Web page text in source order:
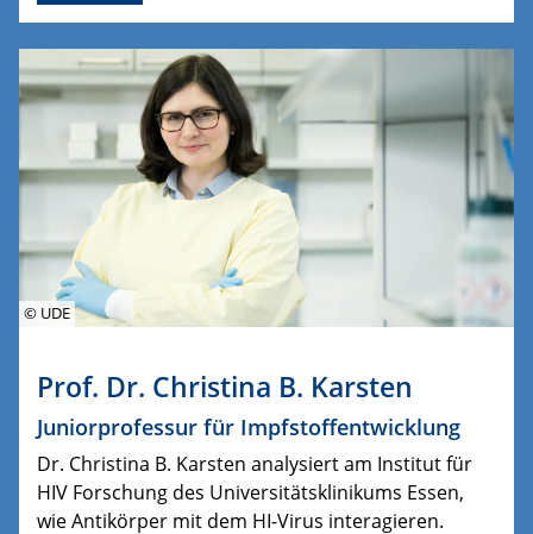
© UDE
Prof. Dr. Christina B. Karsten
Juniorprofessur für Impfstoffentwicklung
Dr. Christina B. Karsten analysiert am Institut für
HIV Forschung des Universitätsklinikums Essen,
wie Antikörper mit dem HI-Virus interagieren.